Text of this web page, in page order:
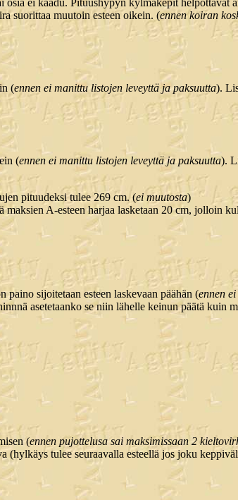
ei kaadu. Pituushypyn kylmakepit helpottavat
suorittaa muutoin esteen oikein. (ennen koiran
(ennen ei manittu listojen leveyttä ja paksuutta).
(ennen ei manittu listojen leveyttä ja paksuutta).
pituudeksi tulee 269 cm. (ei muutosta)
maksien A-esteen harjaa lasketaan 20 cm, jolloin
sijoitetaan esteen laskevaan päähän (ennen
asetetaanko se niin lähelle keinun päätä
(ennen pujottelusa sai maksimissaan 2
(hylkäys tulee seuraavalla esteellä jos joku